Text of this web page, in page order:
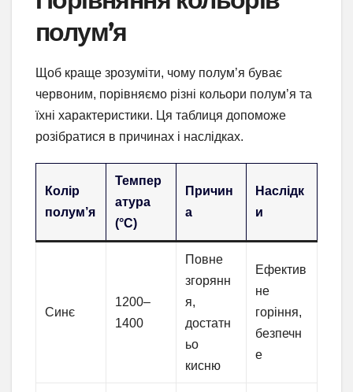
полум’я
Щоб краще зрозуміти, чому полум’я буває
червоним, порівняємо різні кольори полум’я та
їхні характеристики. Ця таблиця допоможе
розібратися в причинах і наслідках.
Колір
полум’я
Темпер
атура
(°C)
Причин
а
Наслідк
и
Синє
1200–
1400
Повне
згорянн
я,
достатн
ьо
кисню
Ефектив
не
горіння,
безпечн
е